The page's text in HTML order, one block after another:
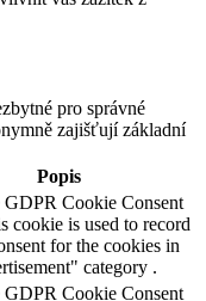
pro správné
zajišťují základní
Popis
GDPR Cookie Consent
cookie is used to record
for the cookies in
category .
GDPR Cookie Consent